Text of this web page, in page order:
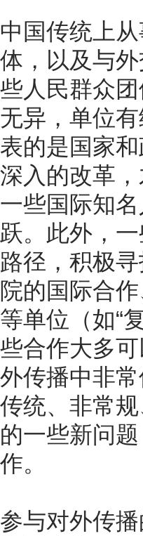
中国传统上
体，以及与
些人民群众
无异，单位
表的是国家
深入的改革
一些国际知
跃。此外，
路径，积极
院的国际合
等单位（如“
些合作大多
外传播中非
传统、非常
的一些新问
作。
参与对外传